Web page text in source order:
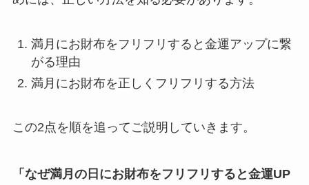
満月にお財布をフリフリすると金運アップに繋
がる理由
満月にお財布を正しくフリフリする方法
この2点を順を追ってご説明していきます。
「なぜ満月の日にお財布をフリフリすると金運UP